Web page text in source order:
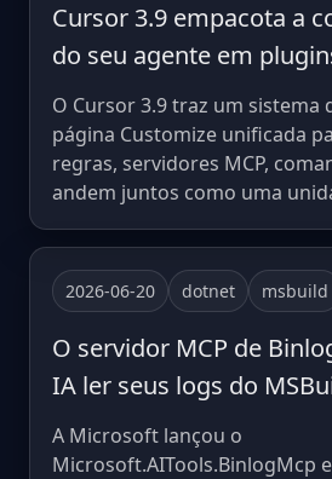
Cursor 3.9 empacota a
do seu agente em
O Cursor 3.9 traz um sistema
página Customize unificada
regras, servidores MCP,
andem juntos como uma
2026-06-20 dotnet msbuild
O servidor MCP de
IA ler seus logs do
A Microsoft lançou o
Microsoft.AITools.BinlogMcp